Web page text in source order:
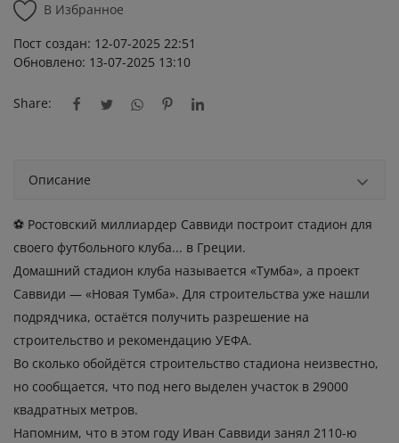
В Избранное
Пост создан: 12-07-2025 22:51
Обновлено: 13-07-2025 13:10
Share:
Описание
⚽️ Ростовский миллиардер Саввиди построит стадион для
своего футбольного клуба... в Греции.
Домашний стадион клуба называется «Тумба», а проект
Саввиди — «Новая Тумба». Для строительства уже нашли
подрядчика, остаётся получить разрешение на
строительство и рекомендацию УЕФА.
Во сколько обойдётся строительство стадиона неизвестно,
но сообщается, что под него выделен участок в 29000
квадратных метров.
Напомним, что в этом году Иван Саввиди занял 2110-ю